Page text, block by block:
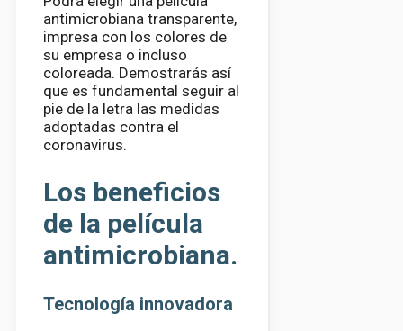
antimicrobiana transparente,
impresa con los colores de
su empresa o incluso
coloreada. Demostrarás así
que es fundamental seguir al
pie de la letra las medidas
adoptadas contra el
coronavirus.
Los beneficios
de la película
antimicrobiana.
Tecnología innovadora